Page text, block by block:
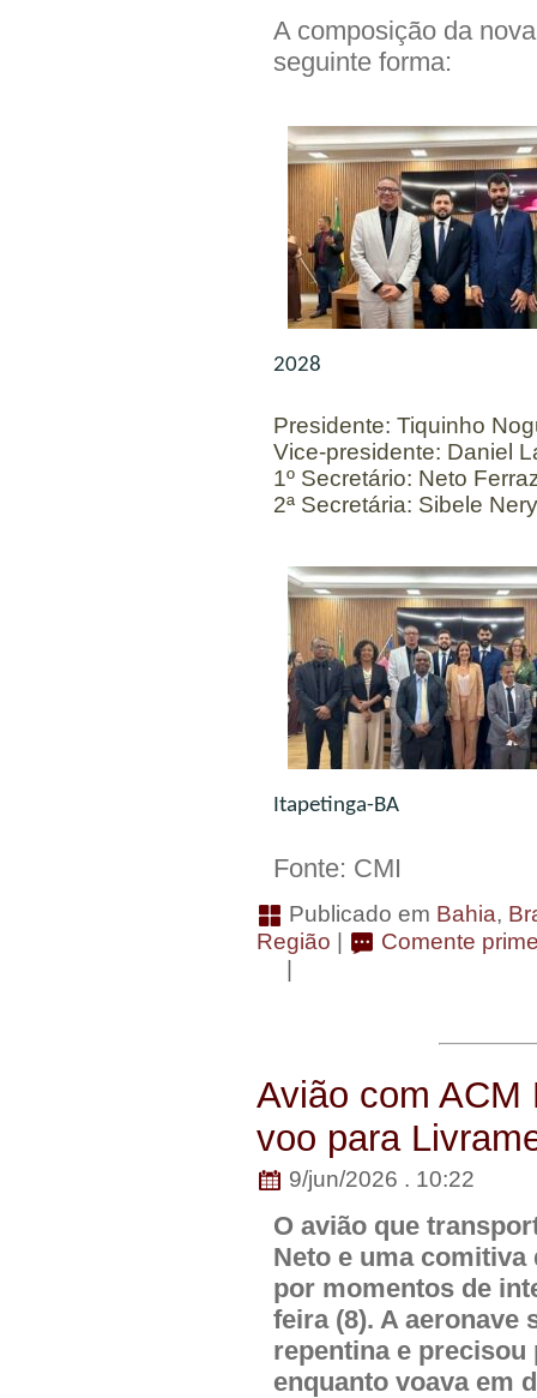
A composição da
seguinte forma:
2028
Presidente: Tiquinho
Vice-presidente: Daniel
1º Secretário: Neto
2ª Secretária: Sibele
Itapetinga-BA
Fonte: CMI
Publicado em Bahia,
Região |
Comente
|
Avião com ACM
voo para
9/jun/2026 . 10:22
O avião que
Neto e uma
por momentos de
feira (8). A aeronave
repentina e
enquanto voava em